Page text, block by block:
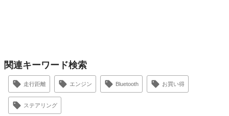
関連キーワード検索
走行距離 エンジン Bluetooth お買い得
ステアリング